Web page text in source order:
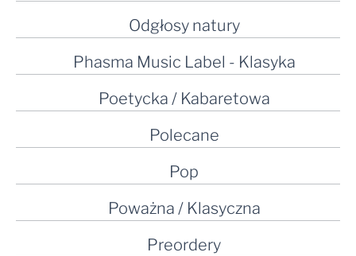
Odgłosy natury
Phasma Music Label - Klasyka
Poetycka / Kabaretowa
Polecane
Pop
Poważna / Klasyczna
Preordery